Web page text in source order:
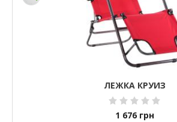
ЛЕЖКА КРУИЗ
1 676 грн